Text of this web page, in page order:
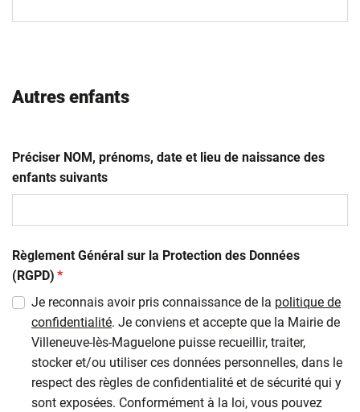
Autres enfants
Préciser NOM, prénoms, date et lieu de naissance des
enfants suivants
Règlement Général sur la Protection des Données
(RGPD) (obligatoire)
*
Je reconnais avoir pris connaissance de la politique de
confidentialité. Je conviens et accepte que la Mairie de
Villeneuve-lès-Maguelone puisse recueillir, traiter,
stocker et/ou utiliser ces données personnelles, dans le
respect des règles de confidentialité et de sécurité qui y
sont exposées. Conformément à la loi, vous pouvez